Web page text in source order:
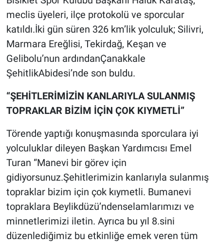
meclis üyeleri, ilçe protokolü ve sporcular
katıldı.İki gün süren 326 km’lik yolculuk; Silivri,
Marmara Ereğlisi, Tekirdağ, Keşan ve
Gelibolu’nun ardındanÇanakkale
ŞehitlikAbidesi’nde son buldu.
“ŞEHİTLERİMİZİN KANLARIYLA SULANMIŞ
TOPRAKLAR BİZİM İÇİN ÇOK KIYMETLİ”
Törende yaptığı konuşmasında sporculara iyi
yolculuklar dileyen Başkan Yardımcısı Emel
Turan “Manevi bir görev için
gidiyorsunuz.Şehitlerimizin kanlarıyla sulanmış
topraklar bizim için çok kıymetli. Bumanevi
topraklara Beylikdüzü’ndenselamlarımızı ve
minnetlerimizi iletin. Ayrıca bu yıl 8.sini
düzenlediğimiz bu etkinliğe emek veren tüm